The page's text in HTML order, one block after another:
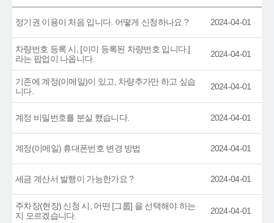
정기권 이용이 처음 입니다. 어떻게 신청하나요 ? 2024-04-01
차량번호 등록 시, [이미 등록된 차량번호 입니다.]
라는 팝업이 나옵니다.
2024-04-01
기존에 계정(이메일)이 있고, 차량추가만 하고 싶습
니다.
2024-04-01
계정 비밀번호를 분실 했습니다. 2024-04-01
계정(이메일) 휴대폰번호 변경 방법 2024-04-01
세금 계산서 발행이 가능한가요 ? 2024-04-01
주차장(현장) 신청 시, 어떤 [그룹] 을 선택해야 하는
지 모르겠습니다.
2024-04-01